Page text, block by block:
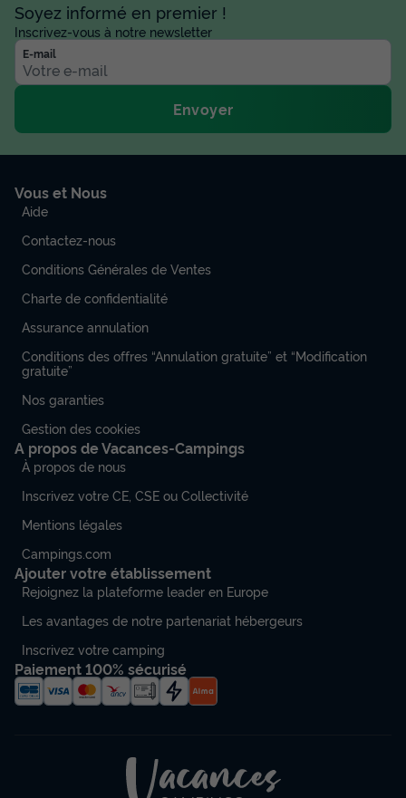
Soyez informé en premier !
Inscrivez-vous à notre newsletter
E-mail
Envoyer
Vous et Nous
Aide
Contactez-nous
Conditions Générales de Ventes
Charte de confidentialité
Assurance annulation
Conditions des offres “Annulation gratuite” et “Modification
gratuite”
Nos garanties
Gestion des cookies
A propos de Vacances-Campings
À propos de nous
Inscrivez votre CE, CSE ou Collectivité
Mentions légales
Campings.com
Ajouter votre établissement
Rejoignez la plateforme leader en Europe
Les avantages de notre partenariat hébergeurs
Inscrivez votre camping
Paiement 100% sécurisé